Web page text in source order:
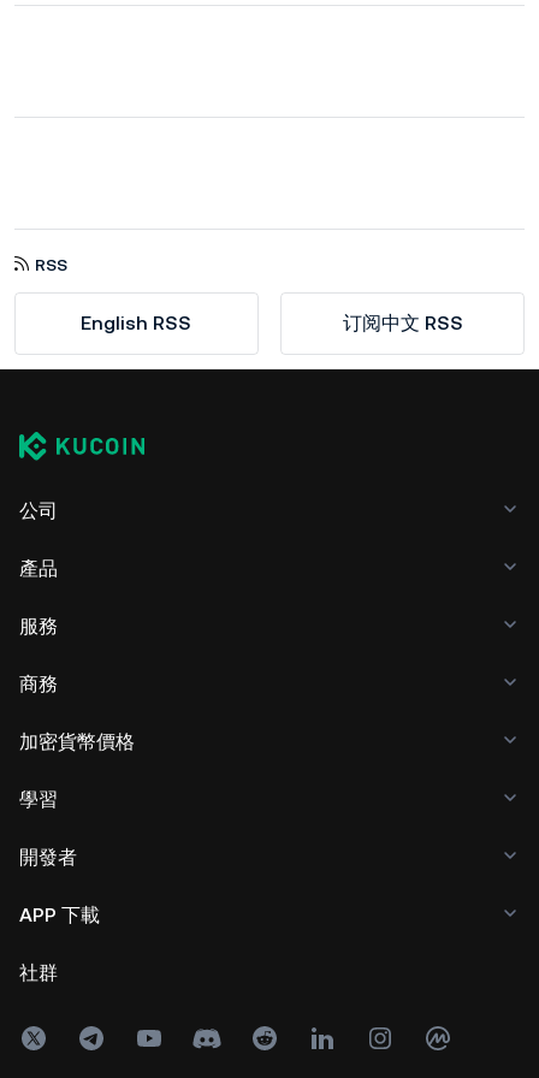
RSS
English RSS 订阅中文 RSS
公司
產品
服務
商務
加密貨幣價格
學習
開發者
APP 下載
社群